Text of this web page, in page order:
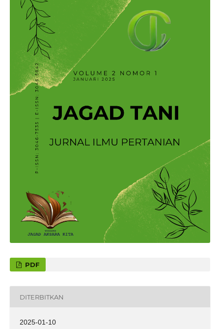
PDF
DITERBITKAN
2025-01-10